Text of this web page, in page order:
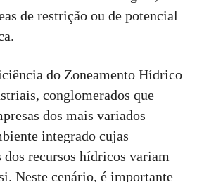
de restrição ou de potencial
do Zoneamento Hídrico
conglomerados que
dos mais variados
integrado cujas
dos recursos hídricos variam
Neste cenário, é importante